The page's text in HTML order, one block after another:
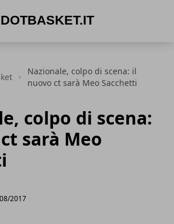
Nazionale, colpo di scena: il
nuovo ct sarà Meo Sacchetti
colpo di scena:
sarà Meo
2017